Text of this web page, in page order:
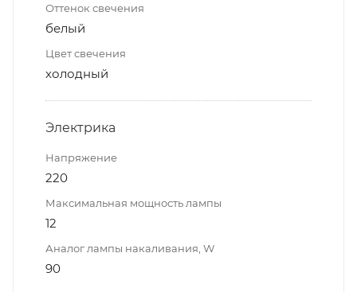
Оттенок свечения
белый
Цвет свечения
холодный
Электрика
Напряжение
220
Максимальная мощность лампы
12
Аналог лампы накаливания, W
90